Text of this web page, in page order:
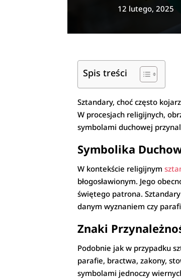
12 lutego, 2025
Spis treści
Sztandary, choć często
W procesjach religijnych,
symbolami duchowej
Symbolika
W kontekście religijnym
błogosławionym. Jego
świętego patrona.
danym wyznaniem czy
Znaki
Podobnie jak w przypadku
parafie, bractwa, zakony,
symbolami jednoczy